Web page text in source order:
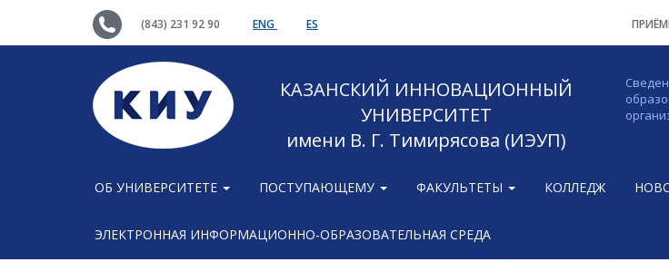
(843) 231 92 90 ENG ES
КАЗАНСКИЙ ИННОВАЦИОННЫЙ
УНИВЕРСИТЕТ
имени В. Г. Тимирясова (ИЭУП)
ОБ УНИВЕРСИТЕТЕ ПОСТУПАЮЩЕМУ ФАКУЛЬТЕТЫ КОЛЛЕДЖ
ЭЛЕКТРОННАЯ ИНФОРМАЦИОННО-ОБРАЗОВАТЕЛЬНАЯ СРЕДА